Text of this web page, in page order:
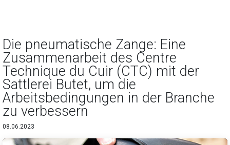
Die pneumatische Zange: Eine
Zusammenarbeit des Centre
Technique du Cuir (CTC) mit der
Sattlerei Butet, um die
Arbeitsbedingungen in der Branche
zu verbessern
08.06.2023